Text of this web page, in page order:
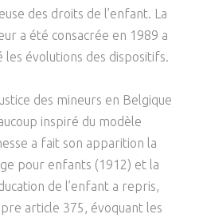
des droits de l’enfant. La
a été consacrée en 1989 a
les évolutions des dispositifs.
des mineurs en Belgique
inspiré du modèle
a fait son apparition la
pour enfants (1912) et la
de l’enfant a repris,
article 375, évoquant les